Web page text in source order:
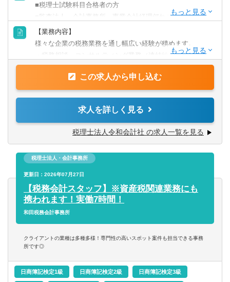
■税理士試験科目合格者の方
■監査法人、会計事務所、事業会社経理何れかの経験を有す
る方となります。
【歓迎】
■税理士資格保有者
■官報合格者
【業務内容】
様々な企業の税務業務を通し幅広い経験が積めます。
・税務相談、コンサルティング業務（連結納税や組織再編
等）
・税務デューデリジェンス
・税金計算
・年末調整、確定申告業務
・法人設立に関する手続き及び届出
・大手・上場企業の税務を経験することができます。
・一部ではなくクライアントの税務に一環して携わること
ができます。
この求人から申し込む
求人を詳しく見る
税理士法人令和会計社 の求人一覧を見る
税理士法人・会計事務所
更新日：2026年07月27日
【税務会計スタッフ】※資産税関連業務にも
携われます！実働7時間！
和田税務会計事務所
クライアントの業種は多種多様！専門性の高いスポット案件も担当できる事務
所です◎
日商簿記検定1級 日商簿記検定2級 日商簿記検定3級
未経験可
年収1000万円以上の求人
5名以上募集の求人
第二新卒可
託児所・育児補助
海外赴任の機会あり
MBAホルダー募集
有形商材の求人
管理職求人
オンライン面接／WEB面接（実績あり）